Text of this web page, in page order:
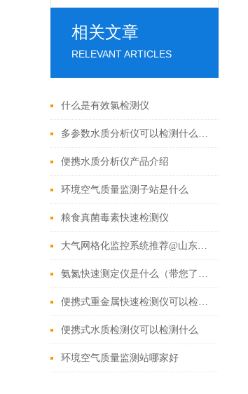
相关文章
RELEVANT ARTICLES
什么是有效氯检测仪
多参数水质分析仪可以检测什么（盘点2022好用的多参数水质分析仪）
便携水质分析仪产品介绍
环境空气质量监测子站是什么
粮食真菌毒素快速检测仪
大气网格化监控系统推荐@山东霍尔德
氨氮快速测定仪是什么（带您了解氨氮快速测定仪的功能特点）
便携式重金属快速检测仪可以检测什么
便携式水质检测仪可以检测什么
环境空气质量监测站哪家好